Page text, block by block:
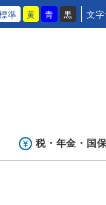
準 黄 青 黒 文
税・年金・ 国